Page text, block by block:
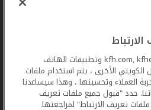
عندما تستخدم ,kfh.com, kfhonline.com وتطبيقات الهاتف
الكويتي الأخرى ، يتم استخدام ملفات
العملاء وتحسينها ، وهذا سيساعدنا
حدد "قبول جميع ملفات تعريف
ملفات تعريف الارتباط" لمراجعتها.